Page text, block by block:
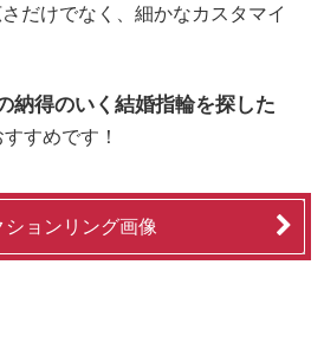
だけでなく、細かなカスタマイ
納得のいく結婚指輪を探した
すめです！
ションリング画像